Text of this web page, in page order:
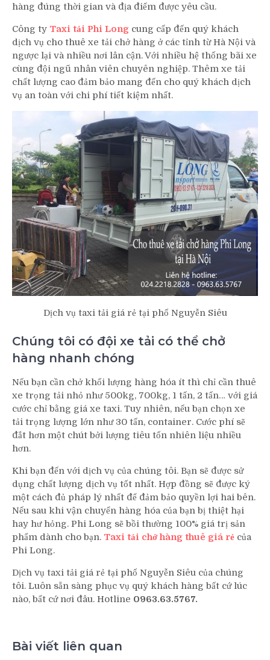
hàng đúng thời gian và địa điểm được yêu cầu.
Công ty Taxi tải Phi Long cung cấp đến quý khách
dịch vụ cho thuê xe tải chở hàng ở các tỉnh từ Hà Nội và
ngược lại và nhiều nơi lân cận. Với nhiều hệ thống bãi xe
cùng đội ngũ nhân viên chuyên nghiệp. Thêm xe tải
chất lượng cao đảm bảo mang đến cho quý khách dịch
vụ an toàn với chi phí tiết kiệm nhất.
Dịch vụ taxi tải giá rẻ tại phố Nguyễn Siêu
Chúng tôi có đội xe tải có thể chở
hàng nhanh chóng
Nếu bạn cần chở khối lượng hàng hóa ít thì chỉ cần thuê
xe trọng tải nhỏ như 500kg, 700kg, 1 tấn, 2 tấn… với giá
cước chỉ bằng giá xe taxi. Tuy nhiên, nếu bạn chọn xe
tải trọng lượng lớn như 30 tấn, container. Cước phí sẽ
đắt hơn một chút bởi lượng tiêu tốn nhiên liệu nhiều
hơn.
Khi bạn đến với dịch vụ của chúng tôi. Bạn sẽ được sử
dụng chất lượng dịch vụ tốt nhất. Hợp đồng sẽ được ký
một cách đủ pháp lý nhất để đảm bảo quyền lợi hai bên.
Nếu sau khi vận chuyển hàng hóa của bạn bị thiệt hại
hay hư hỏng. Phi Long sẽ bồi thường 100% giá trị sản
phẩm dành cho bạn. Taxi tải chở hàng thuê giá rẻ của
Phi Long.
Dịch vụ taxi tải giá rẻ tại phố Nguyễn Siêu của chúng
tôi. Luôn sẵn sàng phục vụ quý khách hàng bất cứ lúc
nào, bất cứ nơi đâu. Hotline 0963.63.5767.
Bài viết liên quan